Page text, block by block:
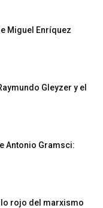
Miguel Enríquez
Gleyzer y el
Antonio Gramsci:
rojo del marxismo